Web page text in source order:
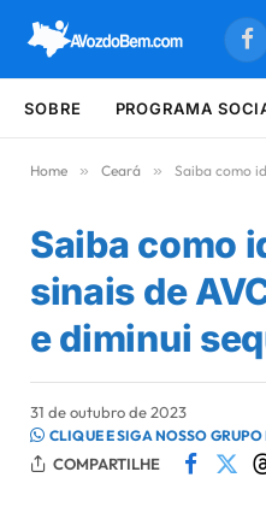
SOBRE PROGRAMA
Home » Ceará » Saiba como
Saiba como
sinais de
e diminui
31 de outubro de 2023
CLIQUE E SIGA NOSSO
COMPARTILHE